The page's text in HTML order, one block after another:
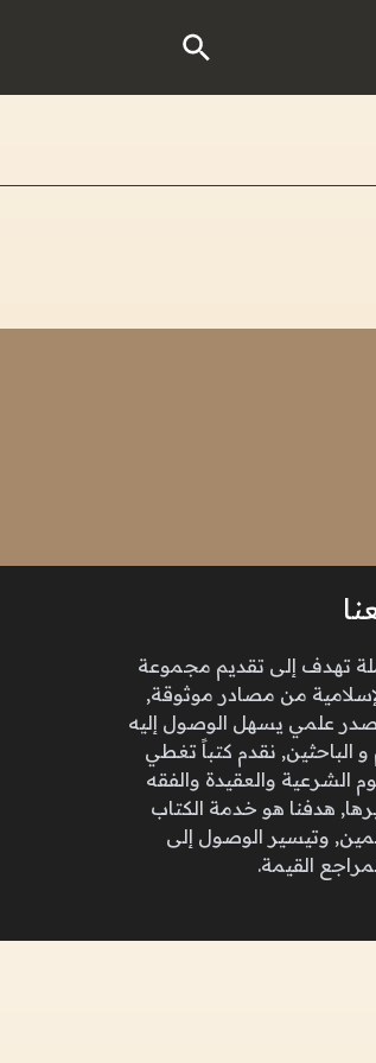
تهدف إلى تقديم مجموعة
من مصادر موثوقة,
علمي يسهل الوصول إليه
الباحثين, نقدم كتباً تغطي
الشرعية والعقيدة والفقه
هدفنا هو خدمة الكتاب
وتيسير الوصول إلى
القيمة.